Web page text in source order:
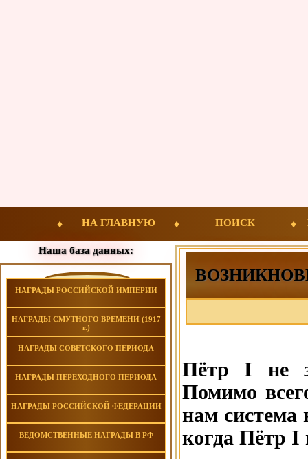
НА ГЛАВНУЮ ПОИСК
Наша база данных:
НАГРАДЫ РОССИЙСКОЙ ИМПЕРИИ
НАГРАДЫ СМУТНОГО ВРЕМЕНИ (1917
г.)
НАГРАДЫ СОВЕТСКОГО ПЕРИОДА
НАГРАДЫ ПЕРЕХОДНОГО ПЕРИОДА
НАГРАДЫ РОССИЙСКОЙ ФЕДЕРАЦИИ
ВЕДОМСТВЕННЫЕ НАГРАДЫ В РФ
Пётр I не
Помимо
нам система
когда Пётр I